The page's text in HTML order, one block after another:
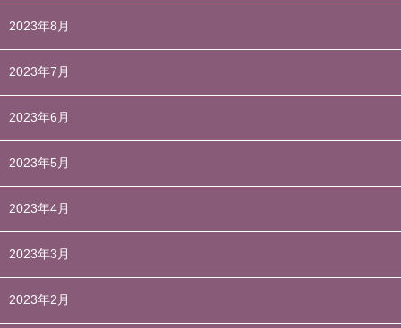
2023年8月
2023年7月
2023年6月
2023年5月
2023年4月
2023年3月
2023年2月